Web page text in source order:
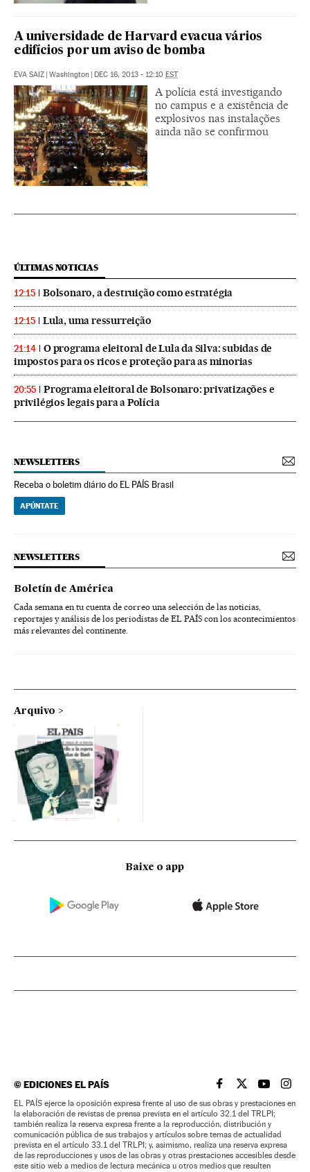
A universidade de Harvard evacua vários
edifícios por um aviso de bomba
EVA SAIZ | Washington | DEC 16, 2013 - 12:10 EST
A polícia está investigando
no campus e a existência de
explosivos nas instalações
ainda não se confirmou
ÚLTIMAS NOTICIAS
12:15 Bolsonaro, a destruição como estratégia
12:15 Lula, uma ressurreição
21:14
O programa eleitoral de Lula da Silva: subidas de
impostos para os ricos e proteção para as minorias
20:55
Programa eleitoral de Bolsonaro: privatizações e
privilégios legais para a Polícia
NEWSLETTERS
Receba o boletim diário do EL PAÍS Brasil
APÚNTATE
NEWSLETTERS
Boletín de América
Cada semana en tu cuenta de correo una selección de las noticias,
reportajes y análisis de los periodistas de EL PAÍS con los acontecimientos
más relevantes del continente.
Arquivo
Baixe o app
©EDICIONES EL PAÍS EL PAÍS BRASIL EN
EL PAÍSEL PAÍS
EL
EL PAÍS ejerce la oposición expresa frente al uso de sus obras y prestaciones en
la elaboración de revistas de prensa prevista en el artículo 32.1 del TRLPI;
también realiza la reserva expresa frente a la reproducción, distribución y
comunicación pública de sus trabajos y artículos sobre temas de actualidad
prevista en el artículo 33.1 del TRLPI; y, asimismo, realiza una reserva expresa
de las reproducciones y usos de las obras y otras prestaciones accesibles desde
este sitio web a medios de lectura mecánica u otros medios que resulten